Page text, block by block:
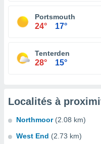
Portsmouth
24° 17°
Tenterden
28° 15°
Localités à
Northmoor (2.08 km)
West End (2.73 km)